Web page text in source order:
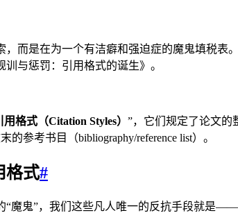
，而是在为一个有洁癖和强迫症的魔鬼填税
与惩罚：引用格式的诞生》。
用格式（Citation Styles） ”，它们规定了论文的
的参考书目（bibliography/reference list）。
格式#
“魔鬼”，我们这些凡人唯一的反抗手段就是